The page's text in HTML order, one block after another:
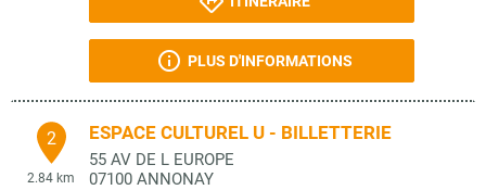
PLUS D'INFORMATIONS
2
2.84 km
ESPACE CULTUREL U - BILLETTERIE
55 AV DE L EUROPE
07100 ANNONAY